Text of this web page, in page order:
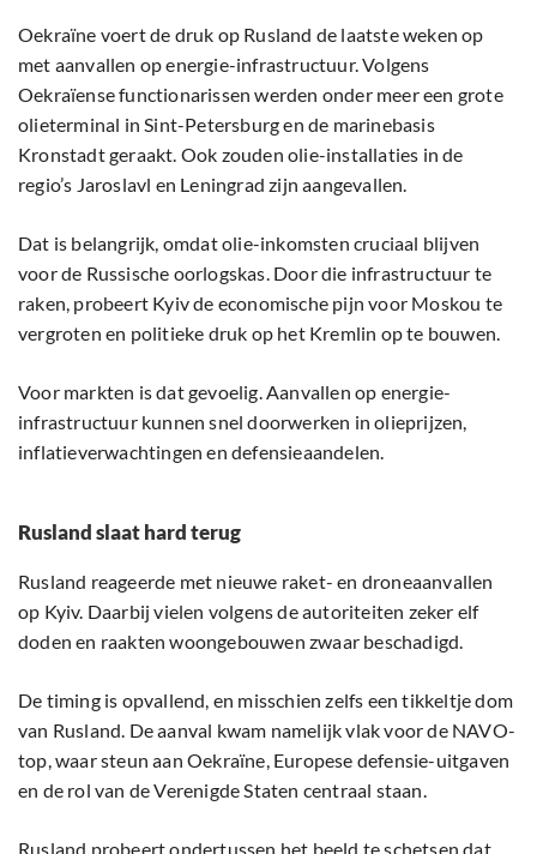
Oekraïne voert de druk op Rusland de laatste weken op
met aanvallen op energie-infrastructuur. Volgens
Oekraïense functionarissen werden onder meer een grote
olieterminal in Sint-Petersburg en de marinebasis
Kronstadt geraakt. Ook zouden olie-installaties in de
regio’s Jaroslavl en Leningrad zijn aangevallen.
Dat is belangrijk, omdat olie-inkomsten cruciaal blijven
voor de Russische oorlogskas. Door die infrastructuur te
raken, probeert Kyiv de economische pijn voor Moskou te
vergroten en politieke druk op het Kremlin op te bouwen.
Voor markten is dat gevoelig. Aanvallen op energie-
infrastructuur kunnen snel doorwerken in olieprijzen,
inflatieverwachtingen en defensieaandelen.
Rusland slaat hard terug
Rusland reageerde met nieuwe raket- en droneaanvallen
op Kyiv. Daarbij vielen volgens de autoriteiten zeker elf
doden en raakten woongebouwen zwaar beschadigd.
De timing is opvallend, en misschien zelfs een tikkeltje dom
van Rusland. De aanval kwam namelijk vlak voor de NAVO-
top, waar steun aan Oekraïne, Europese defensie-uitgaven
en de rol van de Verenigde Staten centraal staan.
Rusland probeert ondertussen het beeld te schetsen dat